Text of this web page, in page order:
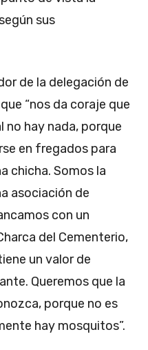
sus
de la delegación de
“nos da coraje que
no hay nada, porque
en fregados para
chicha. Somos la
asociación de
con un
del Cementerio,
un valor de
Queremos que la
porque no es
hay mosquitos”.